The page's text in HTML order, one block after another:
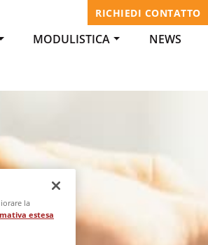
RICHIEDI CONTATTO
MODULISTICA NEWS
la
estesa